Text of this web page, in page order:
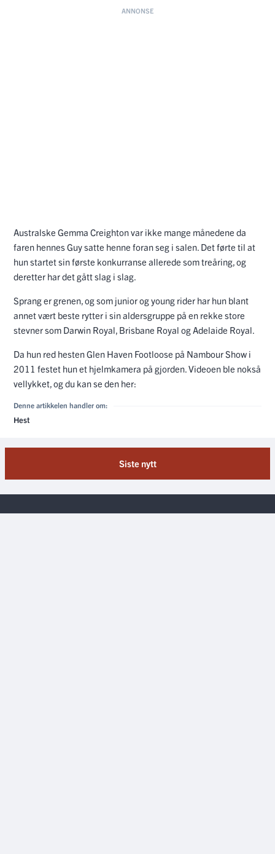
Australske Gemma Creighton var ikke mange månedene da
faren hennes Guy satte henne foran seg i salen. Det førte til at
hun startet sin første konkurranse allerede som treåring, og
deretter har det gått slag i slag.
Sprang er grenen, og som junior og young rider har hun blant
annet vært beste rytter i sin aldersgruppe på en rekke store
stevner som Darwin Royal, Brisbane Royal og Adelaide Royal.
Da hun red hesten Glen Haven Footloose på Nambour Show i
2011 festet hun et hjelmkamera på gjorden. Videoen ble nokså
vellykket, og du kan se den her:
Denne artikkelen handler om:
Hest
Siste nytt